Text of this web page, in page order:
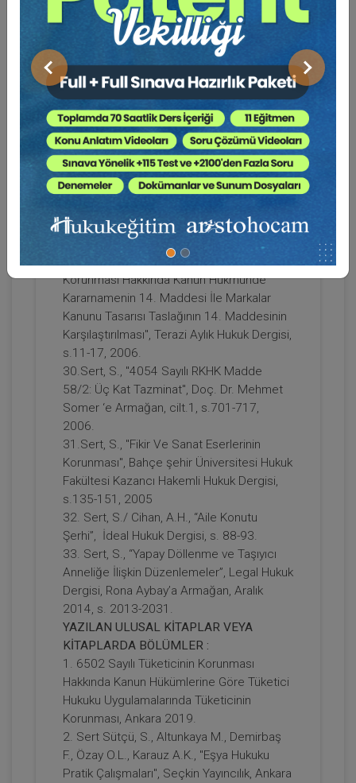
Önceki Sonraki
Elbirliği İle Mülkiyet Video Eğitimi
300 TL Sepete Ekle
Paylı Mülkiyet Video Eğitimi
300 TL
Tüketici Hukuku Enstitüsü
II. Medeni Hukuk Kongresi Tüm
Oturumları Video Kaydı
Haklarının İncelenmesi", Türkiye Barolar
Birliği Dergisi, s.158-191, 2008.
26.Sert, S., "Markanın Esas Fonksiyonu
Yönünden Yasa Dışı Kullanımının
İncelenmesi", Ankara Barosu Fikri Mülkiyet
Ve Rekabet Hukuku Dergisi, cilt.7, s.73- 91,
2007.
27. Sert, S., "Merchandising Markası", Prof.
Dr. Hüseyin Ülgen’ e Armağan, cilt.1,
s.1163-1179, 2007.
28. Sert, S., "Markalar Kanunu Tasarısı
Hükümlerine İlişkin Değerlendirmeler",
Terazi Aylık Hukuk Dergisi, s.83-87, 2007.
29.Sert, S., "556 Sayılı Markaların
Korunması Hakkında Kanun Hükmünde
Kararnamenin 14. Maddesi İle Markalar
Kanunu Tasarısı Taslağının 14. Maddesinin
Karşılaştırılması", Terazi Aylık Hukuk Dergisi,
s.11-17, 2006.
30.Sert, S., "4054 Sayılı RKHK Madde
58/2: Üç Kat Tazminat", Doç. Dr. Mehmet
Somer ‘e Armağan, cilt.1, s.701-717,
2006.
31.Sert, S., "Fikir Ve Sanat Eserlerinin
Korunması", Bahçe şehir Üniversitesi Hukuk
Fakültesi Kazancı Hakemli Hukuk Dergisi,
s.135-151, 2005
32. Sert, S./ Cihan, A.H., “Aile Konutu
Şerhi”, İdeal Hukuk Dergisi, s. 88-93.
33. Sert, S., “Yapay Döllenme ve Taşıyıcı
Anneliğe İlişkin Düzenlemeler”, Legal Hukuk
Dergisi, Rona Aybay’a Armağan, Aralık
2014, s. 2013-2031.
YAZILAN ULUSAL KİTAPLAR VEYA
KİTAPLARDA BÖLÜMLER :
1. 6502 Sayılı Tüketicinin Korunması
Hakkında Kanun Hükümlerine Göre Tüketici
Hukuku Uygulamalarında Tüketicinin
Korunması, Ankara 2019.
2. Sert Sütçü, S., Altunkaya M., Demirbaş
F., Özay O.L., Karauz A.K., "Eşya Hukuku
Pratik Çalışmaları", Seçkin Yayıncılık, Ankara